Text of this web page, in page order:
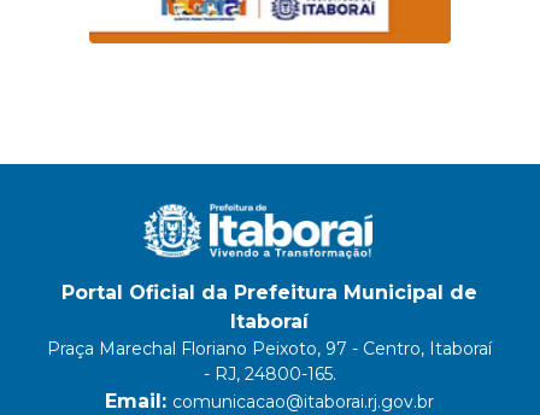
Portal Oficial da Prefeitura Municipal de
Itaboraí
Praça Marechal Floriano Peixoto, 97 - Centro, Itaboraí
- RJ, 24800-165.
Email: comunicacao@itaborai.rj.gov.br